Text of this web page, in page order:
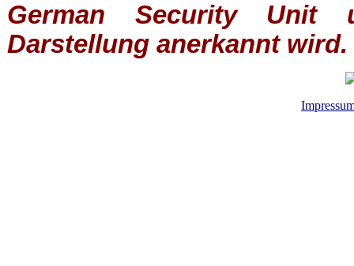
German Security Unit
Darstellung anerkannt wird.